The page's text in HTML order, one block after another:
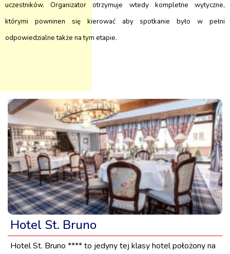
uczestników. Organizator otrzymuje wtedy kompletne wytyczne,
którymi powninen się kierować aby spotkanie było w pełni
odpowiedzialne także na tym etapie.
Hotel St. Bruno
Hotel St. Bruno **** to jedyny tej klasy hotel położony na